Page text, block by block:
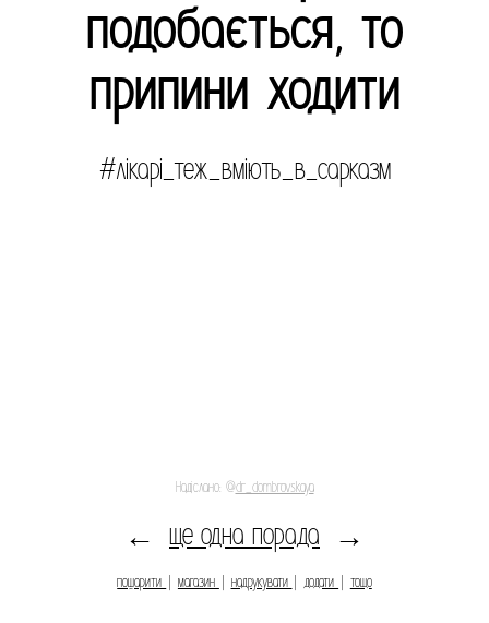
подобається, то
припини ходити
#лікарі_теж_вміють_в_сарказм
Надіслано: @dr_dombrovskaya
← ще одна порада →
пошарити магазин надрукувати додати тощо